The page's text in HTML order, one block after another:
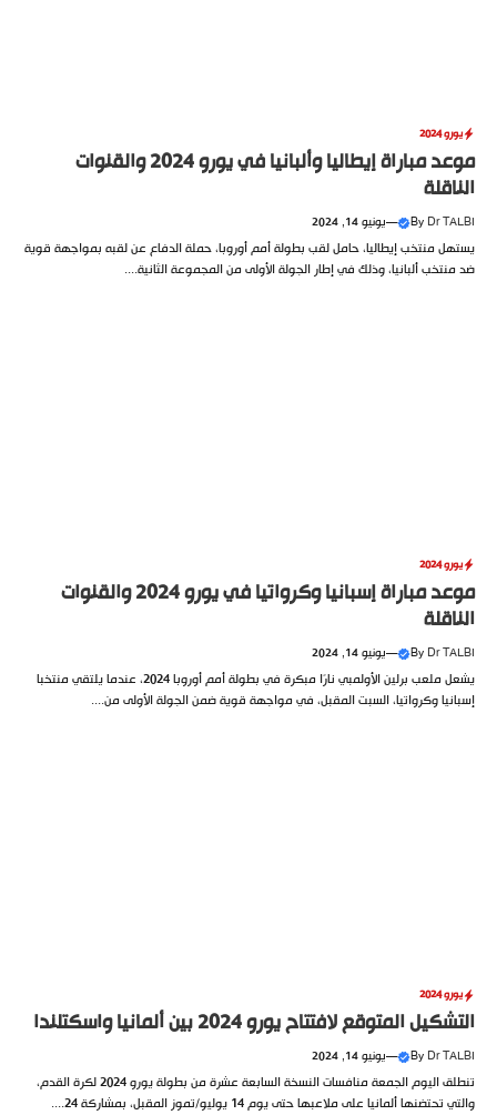
يورو 2024
موعد مباراة إيطاليا وألبانيا في يورو 2024 والقنوات
الناقلة
By Dr TALBI
—يونيو 14, 2024
يستهل منتخب إيطاليا، حامل لقب بطولة أمم أوروبا، حملة الدفاع عن لقبه بمواجهة قوية
ضد منتخب ألبانيا، وذلك في إطار الجولة الأولى من المجموعة الثانية....
يورو 2024
موعد مباراة إسبانيا وكرواتيا في يورو 2024 والقنوات
الناقلة
By Dr TALBI
—يونيو 14, 2024
يشعل ملعب برلين الأولمبي نارًا مبكرة في بطولة أمم أوروبا 2024، عندما يلتقي منتخبا
إسبانيا وكرواتيا، السبت المقبل، في مواجهة قوية ضمن الجولة الأولى من....
يورو 2024
التشكيل المتوقع لافتتاح يورو 2024 بين ألمانيا واسكتلندا
By Dr TALBI
—يونيو 14, 2024
تنطلق اليوم الجمعة منافسات النسخة السابعة عشرة من بطولة يورو 2024 لكرة القدم،
والتي تحتضنها ألمانيا على ملاعبها حتى يوم 14 يوليو/تموز المقبل، بمشاركة 24....